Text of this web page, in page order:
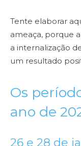
Tente elaborar
ameaça, porque
a internalização
um resultado
Os
ano de
26 e 28 de